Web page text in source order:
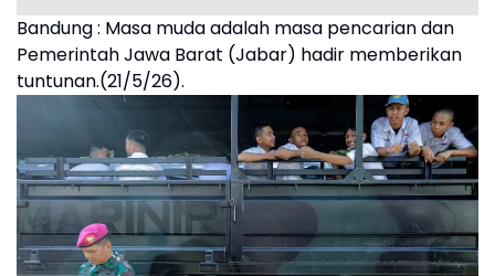
Bandung : Masa muda adalah masa pencarian dan
Pemerintah Jawa Barat (Jabar) hadir memberikan
tuntunan.(21/5/26).